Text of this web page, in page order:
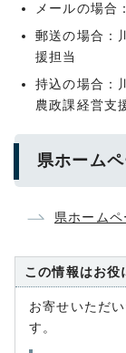
メールの場合
郵送の場合：
援担当
持込の場合
農政課経営支
県ホーム
県ホームペ
この情報はお役
お寄せいただ
す。